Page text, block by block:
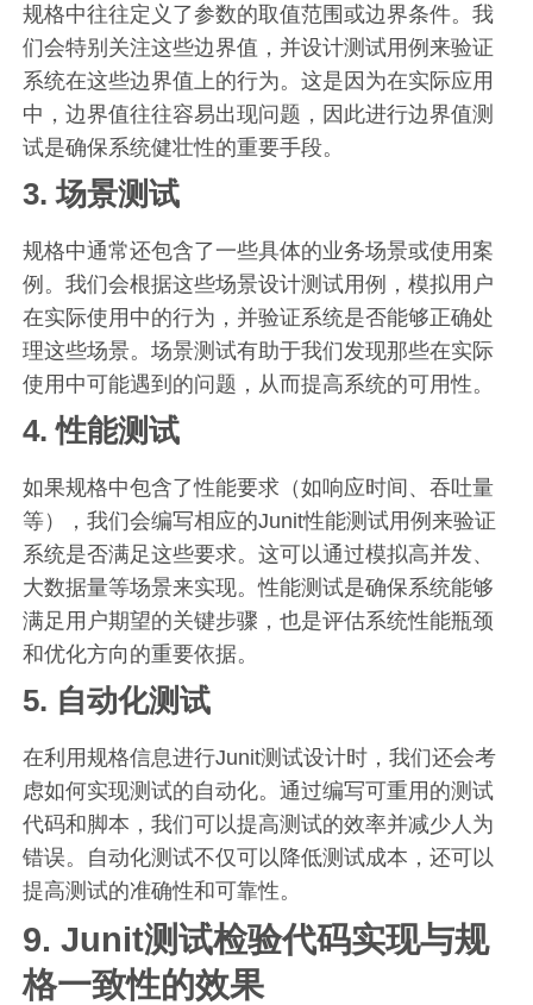
规格中往往定义了参数的取值范围或边界条件。我
们会特别关注这些边界值，并设计测试用例来验证
系统在这些边界值上的行为。这是因为在实际应用
中，边界值往往容易出现问题，因此进行边界值测
试是确保系统健壮性的重要手段。
3. 场景测试
规格中通常还包含了一些具体的业务场景或使用案
例。我们会根据这些场景设计测试用例，模拟用户
在实际使用中的行为，并验证系统是否能够正确处
理这些场景。场景测试有助于我们发现那些在实际
使用中可能遇到的问题，从而提高系统的可用性。
4. 性能测试
如果规格中包含了性能要求（如响应时间、吞吐量
等），我们会编写相应的Junit性能测试用例来验证
系统是否满足这些要求。这可以通过模拟高并发、
大数据量等场景来实现。性能测试是确保系统能够
满足用户期望的关键步骤，也是评估系统性能瓶颈
和优化方向的重要依据。
5. 自动化测试
在利用规格信息进行Junit测试设计时，我们还会考
虑如何实现测试的自动化。通过编写可重用的测试
代码和脚本，我们可以提高测试的效率并减少人为
错误。自动化测试不仅可以降低测试成本，还可以
提高测试的准确性和可靠性。
9. Junit测试检验代码实现与规
格一致性的效果